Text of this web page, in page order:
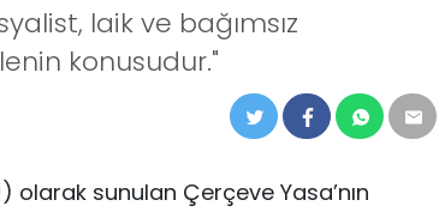
laik ve bağımsız
konusudur."
sunulan Çerçeve Yasa’nın